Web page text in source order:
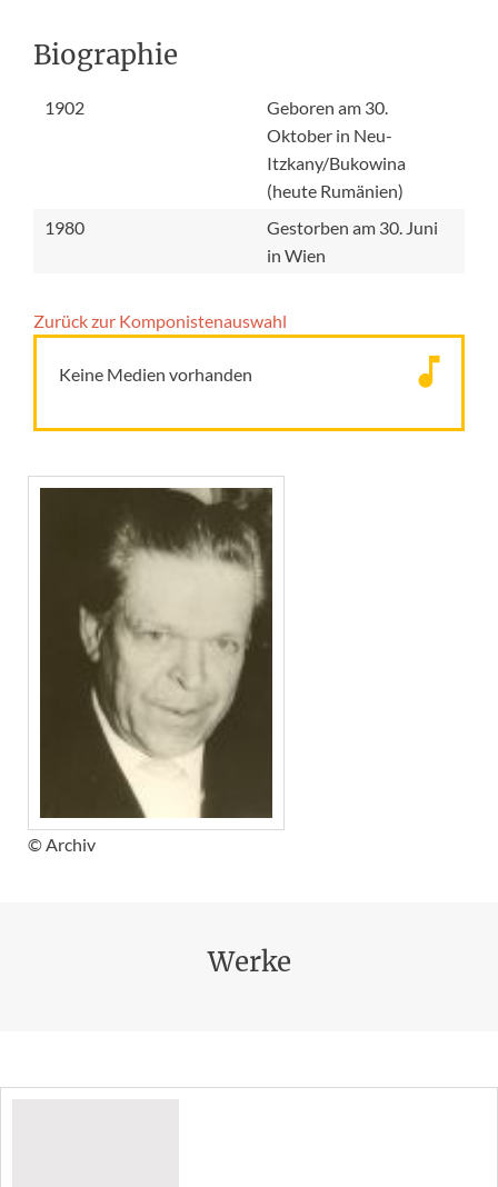
Biographie
1902
Geboren am 30.
Oktober in Neu-
Itzkany/Bukowina
(heute Rumänien)
1980
Gestorben am 30. Juni
in Wien
Zurück zur Komponisten­auswahl
Keine Medien vorhanden
© Archiv
Werke